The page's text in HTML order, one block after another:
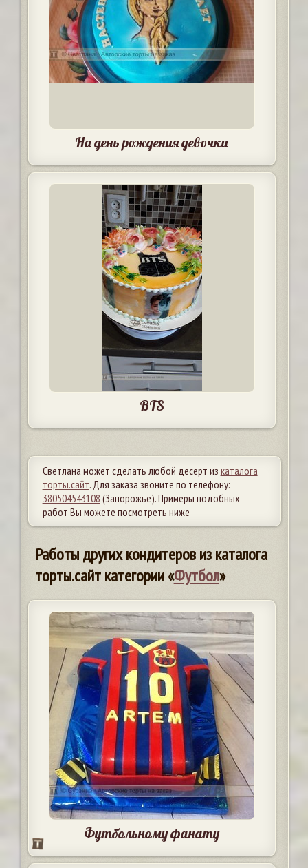
На день рождения девочки
BTS
Светлана может сделать любой десерт из каталога
торты.сайт. Для заказа звоните по телефону:
380504543108 (Запорожье). Примеры подобных
работ Вы можете посмотреть ниже
Работы других кондитеров из каталога
торты.сайт категории «Футбол»
Футбольному фанату